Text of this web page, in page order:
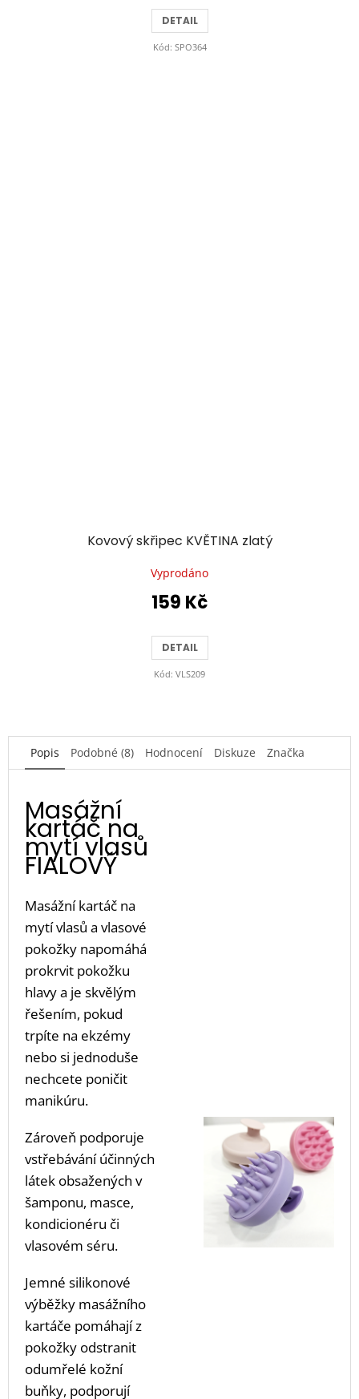
DETAIL
Kód: SPO364
Kovový skřipec KVĚTINA zlatý
Vyprodáno
159 Kč
DETAIL
Kód: VLS209
Popis Podobné (8) Hodnocení Diskuze Značka
Masážní
kartáč na
mytí vlasů
FIALOVÝ
Masážní kartáč na
mytí vlasů a vlasové
pokožky napomáhá
prokrvit pokožku
hlavy a je skvělým
řešením, pokud
trpíte na ekzémy
nebo si jednoduše
nechcete poničit
manikúru.
Zároveň podporuje
vstřebávání účinných
látek obsažených v
šamponu, masce,
kondicionéru či
vlasovém séru.
Jemné silikonové
výběžky masážního
kartáče pomáhají z
pokožky odstranit
odumřelé kožní
buňky, podporují